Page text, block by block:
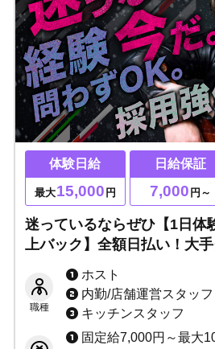
体験日給
最大15,000 円
日給保証
7,000 円～
迷っているならぜひ【1日体
上バック】全額日払い！大
遇超充実＆入店後の給料体制
職種
ホスト
内勤/店舗運営スタッフ
キッチンスタッフ
固定給7,000円～最大10,000円 インセンティブあり（最低60%～最高80%） ★完全日払い制 ※当店は保証制度ではなく固定給制度です。 保証は売上バックが保証金額を上回れば無くなってしまいますが、 固定給は売上バックが上回っても無くなりません。 「固定給+売上バック」があなたのお給料になります！